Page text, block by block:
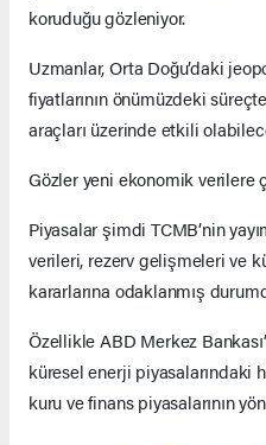
koruduğu gözleniyor.
Uzmanlar, Orta Doğu’daki
fiyatlarının önümüzdeki
araçları üzerinde etkili
Gözler yeni ekonomik verilere
Piyasalar şimdi TCMB’nin
verileri, rezerv gelişmeleri ve
kararlarına odaklanmış
Özellikle ABD Merkez
küresel enerji piyasalarındaki
kuru ve finans piyasalarının